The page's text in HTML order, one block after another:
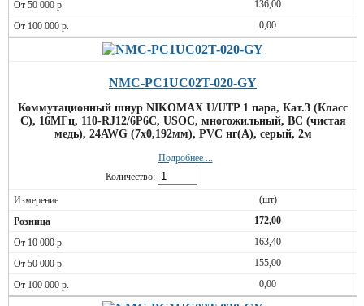
136,00
0,00
NMC-PC1UC02T-020-GY
Коммутационный шнур NIKOMAX U/UTP 1 пара, Кат.3 (Класс
C), 16МГц, 110-RJ12/6P6C, USOC, многожильный, BC (чистая
медь), 24AWG (7х0,192мм), PVC нг(А), серый, 2м
Подробнее ...
Количество:
(шт)
172,00
163,40
155,00
0,00